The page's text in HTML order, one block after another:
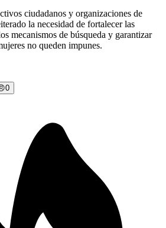
ciudadanos y organizaciones de
la necesidad de fortalecer las
mecanismos de búsqueda y garantizar
no queden impunes.
0